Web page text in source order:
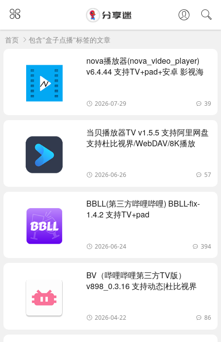
首页 包含"盒子点播"标签的文章
nova播放器(nova_video_player)
v6.4.44 支持TV+pad+安卓 影视海
2026-07-29 39
当贝播放器TV v1.5.5 支持阿里网盘
支持杜比视界/WebDAV/8K播放
2026-06-26 57
BBLL(第三方哔哩哔哩) BBLL-fix-
1.4.2 支持TV+pad
2026-06-24 394
BV（哔哩哔哩第三方TV版）
v898_0.3.16 支持动态|杜比视界
2026-04-22 86